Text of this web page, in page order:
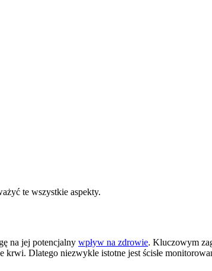
te wszystkie aspekty.
na jej potencjalny wpływ na zdrowie. Kluczowym
Dlatego niezwykle istotne jest ścisłe